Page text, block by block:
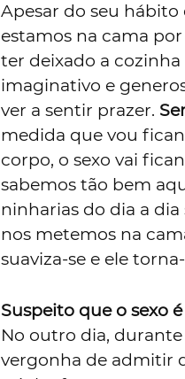
Apesar do seu
estamos na cama
ter deixado a
imaginativo e
ver a sentir prazer.
medida que vou
corpo, o sexo vai
sabemos tão bem
ninharias do dia a
nos metemos na
suaviza-se e ele
Suspeito que o sexo
No outro dia,
vergonha de admitir